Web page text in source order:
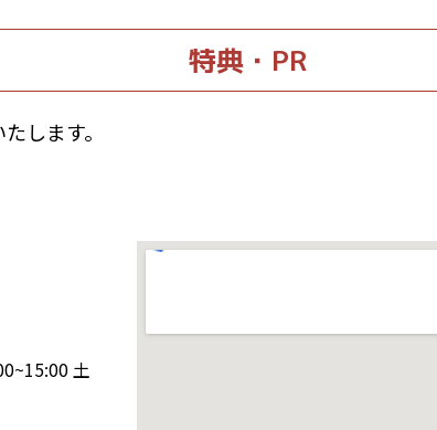
特典・PR
します。
土